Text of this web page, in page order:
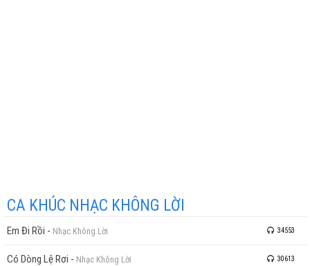
CA KHÚC NHẠC KHÔNG LỜI
Em Đi Rồi - Nhạc Không Lời 34553
Có Dòng Lệ Rơi - Nhạc Không Lời 30613